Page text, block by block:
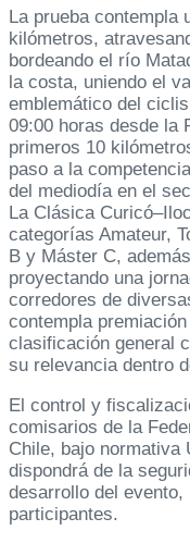
La prueba contempla
kilómetros,
bordeando el río
la costa, uniendo el
emblemático del
09:00 horas desde la
primeros 10
paso a la
del mediodía en el
La Clásica
categorías Amateur,
B y Máster C,
proyectando una
corredores de
contempla
clasificación general
su relevancia dentro
El control y
comisarios de la
Chile, bajo normativa
dispondrá de la
desarrollo del evento,
participantes.